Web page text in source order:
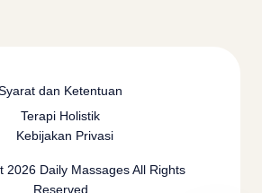
2026Daily MassagesAll Rights
Reserved
dan Ketentuan
Terapi Holistik
Kebijakan Privasi